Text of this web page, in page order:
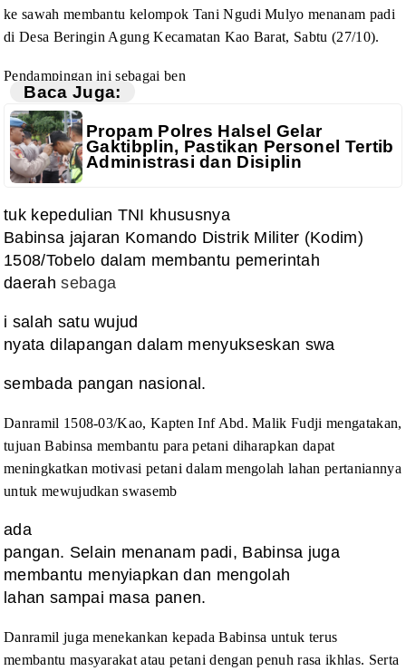
ke sawah membantu kelompok Tani Ngudi Mulyo menanam padi
di Desa Beringin Agung Kecamatan Kao Barat, Sabtu (27/10).
Pendampingan ini sebagai ben
Baca Juga:
Propam Polres Halsel Gelar
Gaktibplin, Pastikan Personel Tertib
Administrasi dan Disiplin
tuk kepedulian TNI khususnya
Babinsa jajaran Komando Distrik Militer (Kodim)
1508/Tobelo dalam membantu pemerintah
daerahsebaga
i salah satu wujud
nyata dilapangan dalam menyukseskan swa
sembada pangan nasional.
Danramil 1508-03/Kao, Kapten Inf Abd. Malik Fudji mengatakan,
tujuan Babinsa membantu para petani diharapkan dapat
meningkatkan motivasi petani dalam mengolah lahan pertaniannya
untuk mewujudkan swasemb
ada
pangan. Selain menanam padi, Babinsa juga
membantu menyiapkan dan mengolah
lahan sampai masa panen.
Danramil juga menekankan kepada Babinsa untuk terus
membantu masyarakat atau petani dengan penuh rasa ikhlas. Serta